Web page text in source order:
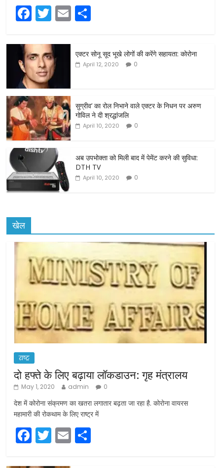
F
c
e
b
o
o
k
T
itt
er
E
ar
e
एक्टर सोनू सूद भूखे लोगों की करेंगे सहायता: कोरोना
April 12, 2020 0
सुग्रीव’ का रोल निभाने वाले एक्टर के निधन पर अरुण
गोविल ने दी श्रद्धांजलि
April 10, 2020 0
अब उपभोक्ता को मिली बाद में पेमेंट करने की सुविधा:
DTH TV
April 10, 2020 0
खेल
राष्ट्र
दो हफ्ते के लिए बढ़ाया लॉकडाउन: गृह मंत्रालय
May 1, 2020 admin 0
देश में कोरोना संक्रमण का खतरा लगातार बढ़ता जा रहा है. कोरोना वायरस
महामारी की रोकथाम के लिए राष्ट्र में
F T E